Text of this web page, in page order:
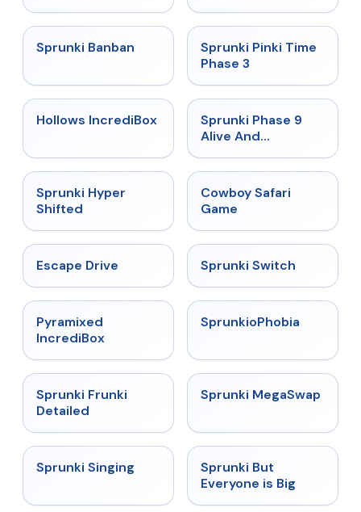
★
Sprunki Banban ★ 4.9
Sprunki Pinki Time
Phase 3
★ 4.3
Hollows IncrediBox ★
Sprunki Phase 9
Alive And
Sprunki Hyper
Shifted
Cowboy Safari
Game
Escape Drive ★
Sprunki Switch
Pyramixed
IncrediBox
★
SprunkioPhobia
★
Sprunki Frunki
Detailed
★ 4.5
Sprunki MegaSwap
★
Sprunki Singing
Sprunki But
Everyone is Big